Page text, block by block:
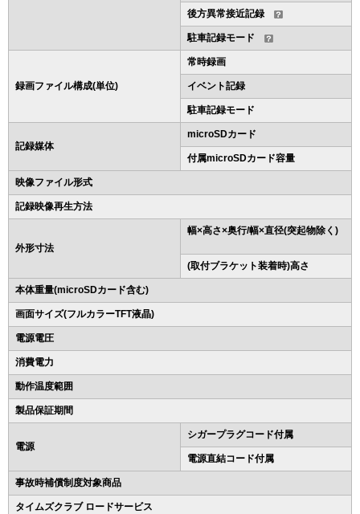
後方異常接近記録
駐車記録モード
録画ファイル構成(単位)
常時録画
イベント記録
駐車記録モード
記録媒体
microSDカード
付属microSDカード容量
映像ファイル形式
記録映像再生方法
外形寸法
幅×高さ×奥行/幅×直径(突起物除く)
(取付ブラケット装着時)高さ
本体重量(microSDカード含む)
画面サイズ(フルカラーTFT液晶)
電源電圧
消費電力
動作温度範囲
製品保証期間
電源
シガープラグコード付属
電源直結コード付属
事故時補償制度対象商品
タイムズクラブ ロードサービス